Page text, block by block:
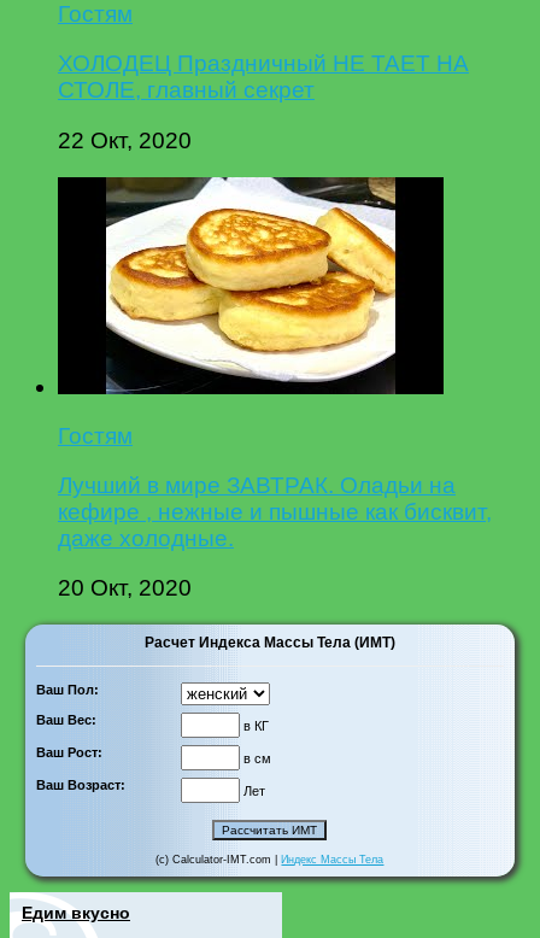
Гостям
ХОЛОДЕЦ Праздничный НЕ ТАЕТ НА
СТОЛЕ, главный секрет
22 Окт, 2020
Гостям
Лучший в мире ЗАВТРАК. Оладьи на
кефире , нежные и пышные как бисквит,
даже холодные.
20 Окт, 2020
Расчет Индекса Массы Тела (ИМТ)
Ваш Пол:
Ваш Вес:
в КГ
Ваш Рост:
в см
Ваш Возраст:
Лет
(c) Calculator-IMT.com | Индекс Массы Тела
Едим вкусно